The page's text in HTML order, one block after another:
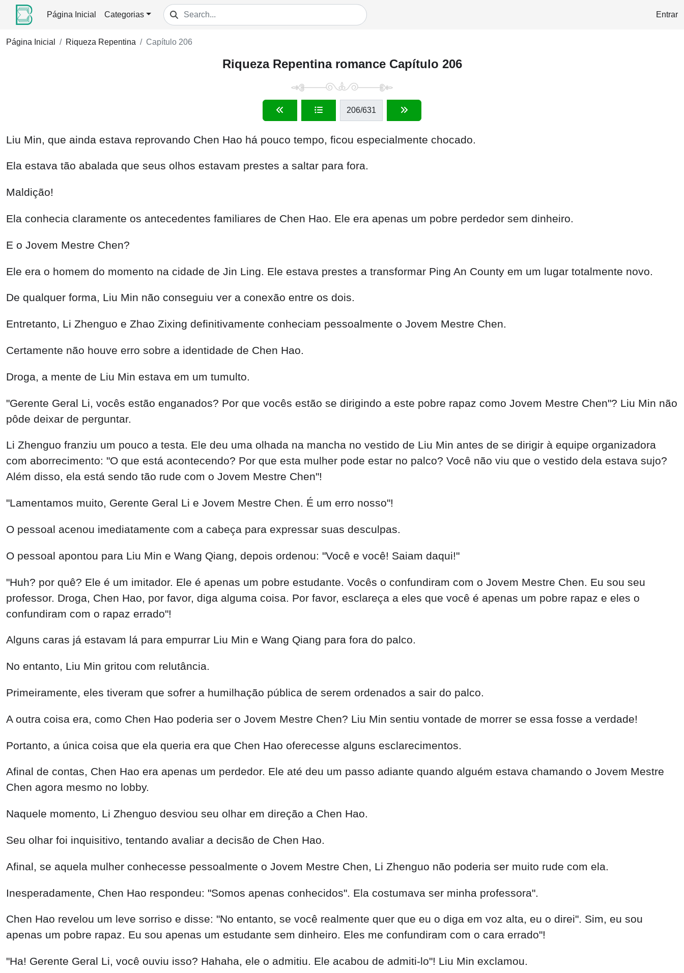
Página Inicial Categorias Entrar
Página Inicial Riqueza Repentina Capítulo 206
Riqueza Repentina romance Capítulo 206
206/631
Liu Min, que ainda estava reprovando Chen Hao há pouco tempo, ficou especialmente chocado.
Ela estava tão abalada que seus olhos estavam prestes a saltar para fora.
Maldição!
Ela conhecia claramente os antecedentes familiares de Chen Hao. Ele era apenas um pobre perdedor sem dinheiro.
E o Jovem Mestre Chen?
Ele era o homem do momento na cidade de Jin Ling. Ele estava prestes a transformar Ping An County em um lugar totalmente novo.
De qualquer forma, Liu Min não conseguiu ver a conexão entre os dois.
Entretanto, Li Zhenguo e Zhao Zixing definitivamente conheciam pessoalmente o Jovem Mestre Chen.
Certamente não houve erro sobre a identidade de Chen Hao.
Droga, a mente de Liu Min estava em um tumulto.
"Gerente Geral Li, vocês estão enganados? Por que vocês estão se dirigindo a este pobre rapaz como Jovem Mestre Chen"? Liu Min não
pôde deixar de perguntar.
Li Zhenguo franziu um pouco a testa. Ele deu uma olhada na mancha no vestido de Liu Min antes de se dirigir à equipe organizadora
com aborrecimento: "O que está acontecendo? Por que esta mulher pode estar no palco? Você não viu que o vestido dela estava sujo?
Além disso, ela está sendo tão rude com o Jovem Mestre Chen"!
"Lamentamos muito, Gerente Geral Li e Jovem Mestre Chen. É um erro nosso"!
O pessoal acenou imediatamente com a cabeça para expressar suas desculpas.
O pessoal apontou para Liu Min e Wang Qiang, depois ordenou: "Você e você! Saiam daqui!"
"Huh? por quê? Ele é um imitador. Ele é apenas um pobre estudante. Vocês o confundiram com o Jovem Mestre Chen. Eu sou seu
professor. Droga, Chen Hao, por favor, diga alguma coisa. Por favor, esclareça a eles que você é apenas um pobre rapaz e eles o
confundiram com o rapaz errado"!
Alguns caras já estavam lá para empurrar Liu Min e Wang Qiang para fora do palco.
No entanto, Liu Min gritou com relutância.
Primeiramente, eles tiveram que sofrer a humilhação pública de serem ordenados a sair do palco.
A outra coisa era, como Chen Hao poderia ser o Jovem Mestre Chen? Liu Min sentiu vontade de morrer se essa fosse a verdade!
Portanto, a única coisa que ela queria era que Chen Hao oferecesse alguns esclarecimentos.
Afinal de contas, Chen Hao era apenas um perdedor. Ele até deu um passo adiante quando alguém estava chamando o Jovem Mestre
Chen agora mesmo no lobby.
Naquele momento, Li Zhenguo desviou seu olhar em direção a Chen Hao.
Seu olhar foi inquisitivo, tentando avaliar a decisão de Chen Hao.
Afinal, se aquela mulher conhecesse pessoalmente o Jovem Mestre Chen, Li Zhenguo não poderia ser muito rude com ela.
Inesperadamente, Chen Hao respondeu: "Somos apenas conhecidos". Ela costumava ser minha professora".
Chen Hao revelou um leve sorriso e disse: "No entanto, se você realmente quer que eu o diga em voz alta, eu o direi". Sim, eu sou
apenas um pobre rapaz. Eu sou apenas um estudante sem dinheiro. Eles me confundiram com o cara errado"!
"Ha! Gerente Geral Li, você ouviu isso? Hahaha, ele o admitiu. Ele acabou de admiti-lo"! Liu Min exclamou.